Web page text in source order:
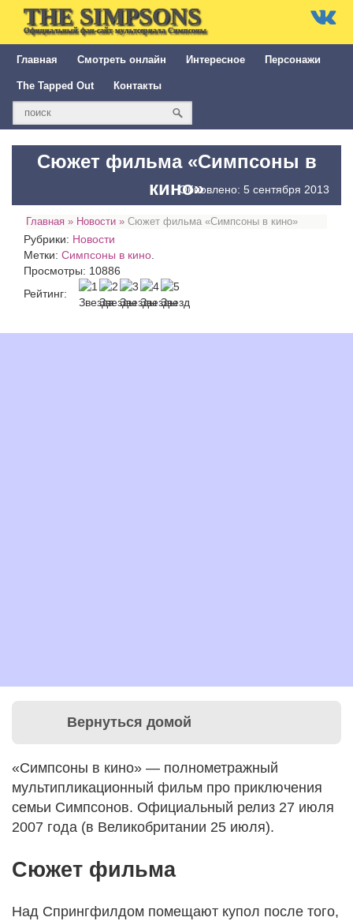
THE SIMPSONS
Официальный фан-сайт мультсериала Симпсоны
Главная Смотреть онлайн Интересное Персонажи
The Tapped Out Контакты
Сюжет фильма «Симпсоны в
кино»Обновлено: 5 сентября 2013
Главная » Новости » Сюжет фильма «Симпсоны в кино»
Рубрики: Новости
Метки: Симпсоны в кино
Просмотры: 10886
Рейтинг:
Вернуться домой
«Симпсоны в кино» — полнометражный
мультипликационный фильм про приключения
семьи Симпсонов. Официальный релиз 27 июля
2007 года (в Великобритании 25 июля).
Сюжет фильма
Над Спрингфилдом помещают купол после того,